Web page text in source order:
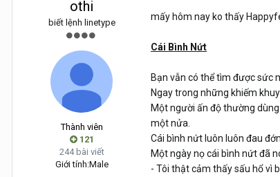
othi
biết lệnh linetype
Thành viên
121
244 bài viết
Giới tính:Male
mấy hôm nay ko thấy
Cái Bình Nứt
Bạn vẫn có thể tìm được sức
Ngay trong những khiếm
Một người ấn độ thường
một nửa.
Cái bình nứt luôn luôn đau
Một ngày nọ cái bình nứt đã
- Tôi thật cảm thấy sấu hổ vì